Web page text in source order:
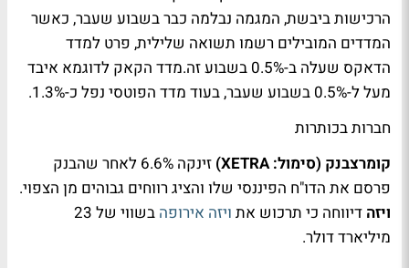
הרכישות ביבשת, המגמה נבלמה כבר בשבוע שעבר, כאשר
המדדים המובילים רשמו תשואה שלילית, פרט למדד
הדאקס שעלה ב-0.5% בשבוע זה.מדד הקאק לדוגמא איבד
מעל ל-0.5% בשבוע שעבר, בעוד מדד הפוטסי נפל כ-1.3%.
חברות בכותרות
קומרצבנק (סימול: XETRA)
זינקה 6.6% לאחר שהבנק
פרסם את הדו"ח הפיננסי שלו והציג רווחים גבוהים מן הצפוי.
ויזה דיווחה כי תרכוש את ויזה אירופה בשווי של 23
מיליארד דולר.